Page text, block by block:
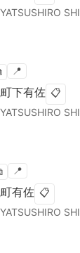
YATSUSHIRO SHI
📍
下有佐 📋
YATSUSHIRO SHI
📍
有佐 📋
YATSUSHIRO SHI